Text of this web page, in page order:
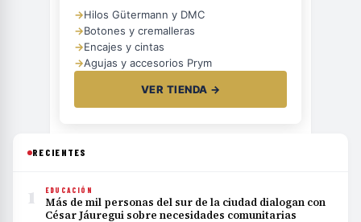
→Hilos Gütermann y DMC
→Botones y cremalleras
→Encajes y cintas
→Agujas y accesorios Prym
VER TIENDA →
RECIENTES
1 EDUCACIÓN
Más de mil personas del sur de la ciudad dialogan con
César Jáuregui sobre necesidades comunitarias